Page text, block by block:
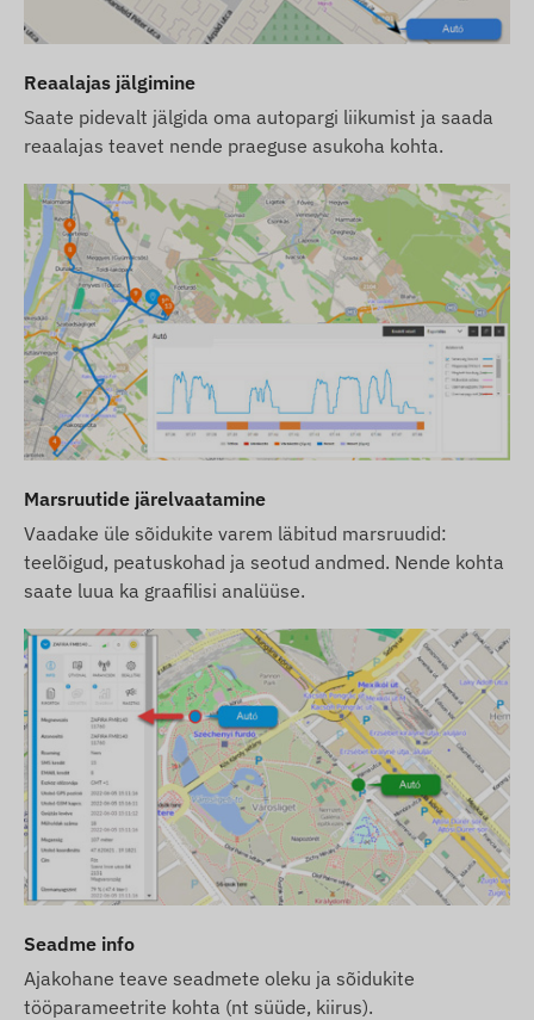
ette teatamata. Seetõttu võib toodete tegelik
välimus piltidel kujutatust veidi erineda. Jätame
endale õiguse tootjapoolsetele muudatustele
Reaalajas jälgimine
Saate pidevalt jälgida oma autopargi liikumist ja saada
reaalajas teavet nende praeguse asukoha kohta.
Marsruutide järelvaatamine
Vaadake üle sõidukite varem läbitud marsruudid:
teelõigud, peatuskohad ja seotud andmed. Nende kohta
saate luua ka graafilisi analüüse.
Seadme info
Ajakohane teave seadmete oleku ja sõidukite
tööparameetrite kohta (nt süüde, kiirus).